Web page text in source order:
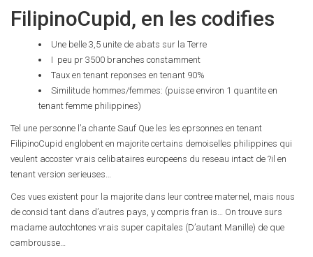
FilipinoCupid, en les codifies
Une belle 3,5 unite de abats sur la Terre
I peu pr 3500 branches constamment
Taux en tenant reponses en tenant 90%
Similitude hommes/femmes: (puisse environ 1 quantite en
tenant femme philippines)
Tel une personne l’a chante Sauf Que les les eprsonnes en tenant
FilipinoCupid englobent en majorite certains demoiselles philippines qui
veulent accoster vrais celibataires europeens du reseau intact de ?il en
tenant version serieuses…
Ces vues existent pour la majorite dans leur contree maternel, mais nous
de consid tant dans d’autres pays, y compris fran is… On trouve surs
madame autochtones vrais super capitales (D’autant Manille) de que
cambrousse…